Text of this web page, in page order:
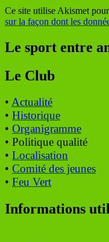
Ce site utilise Akismet
sur la façon dont les
Le sport entre
Le Club
• Actualité
• Historique
• Organigramme
• Politique qualité
• Localisation
• Comité des jeunes
• Feu Vert
Informations